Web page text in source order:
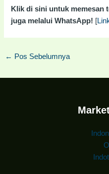
Klik di sini untuk memesan
juga melalui WhatsApp! [
← Pos Sebelumnya